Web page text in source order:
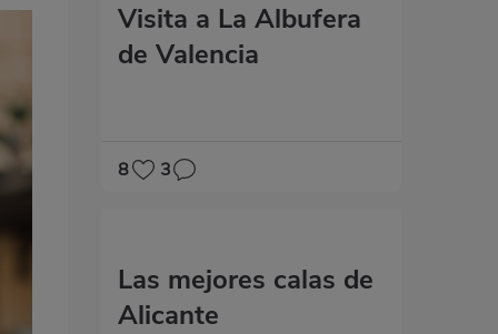
Visita a La Albufera
de Valencia
8 3
Las mejores calas de
Alicante